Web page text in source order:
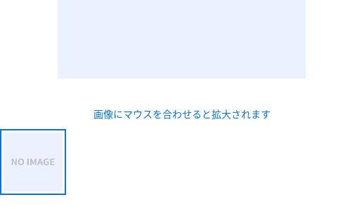
画像にマウスを合わせると拡大されます
※新規会員登録をお申し込み頂いてから本登録となるまで、数日間かか